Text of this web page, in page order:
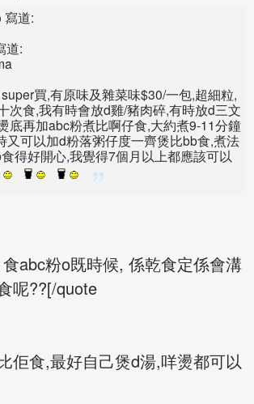
寫道:
道:
買,有原味及雜菜味$30/一包,超細粒,
次食,我有時會放d雞/豬肉碎,有時放d三文
底再加abc粉煮比啊仔食,大約煮9-11分鐘
又可以加d粉落粥仔度一齊煲比bb食,煮法
得好開心,我覺得7個月以上都應該可以
abc粉o既時候, 係乾食定係會溝
呢??[/quote
佢食,最好自己煲d湯,咩燙都可以